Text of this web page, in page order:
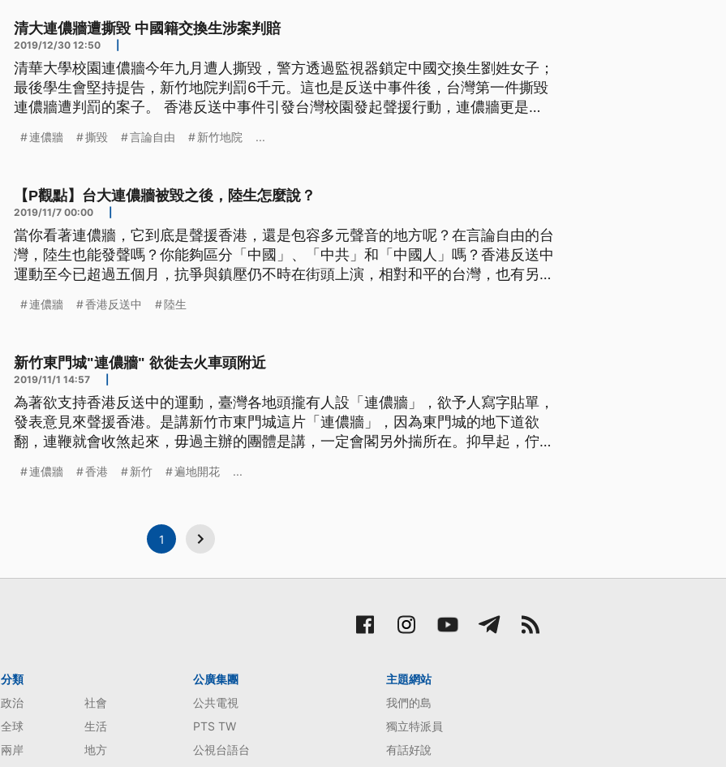
清大連儂牆遭撕毀 中國籍交換生涉案判賠
2019/12/30 12:50
清華大學校園連儂牆今年九月遭人撕毀，警方透過監視器鎖定中國交換生劉姓女子；
最後學生會堅持提告，新竹地院判罰6千元。這也是反送中事件後，台灣第一件撕毀
連儂牆遭判罰的案子。 香港反送中事件引發台灣校園發起聲援行動，連儂牆更是遍
地院審理，全案依毀損他人物品罪判罰6千元，得易服勞役6日偵查終結。 新竹地檢
連儂牆 撕毀 言論自由 新竹地院 ...
【P觀點】台大連儂牆被毀之後，陸生怎麼說？
2019/11/7 00:00
當你看著連儂牆，它到底是聲援香港，還是包容多元聲音的地方呢？在言論自由的台
灣，陸生也能發聲嗎？你能夠區分「中國」、「中共」和「中國人」嗎？香港反送中
運動至今已超過五個月，抗爭與鎮壓仍不時在街頭上演，相對和平的台灣，也有另一
台灣大學於10/7發生的中國觀光客撕毀連儂牆的事件，該名陸客也被強制出境，並管
連儂牆 香港反送中 陸生
新竹東門城"連儂牆" 欲徙去火車頭附近
2019/11/1 14:57
為著欲支持香港反送中的運動，臺灣各地頭攏有人設「連儂牆」，欲予人寫字貼單，
發表意見來聲援香港。是講新竹市東門城這片「連儂牆」，因為東門城的地下道欲
翻，連鞭就會收煞起來，毋過主辦的團體是講，一定會閣另外揣所在。抑早起，佇香
陣。 香港人為爭取民主與自由，已持續5個多月發起「反送中」抗議行動，在新竹市
連儂牆 香港 新竹 遍地開花 ...
1
分類
政治
社會
全球
生活
兩岸
地方
公廣集團
公共電視
PTS TW
公視台語台
主題網站
我們的島
獨立特派員
有話好說